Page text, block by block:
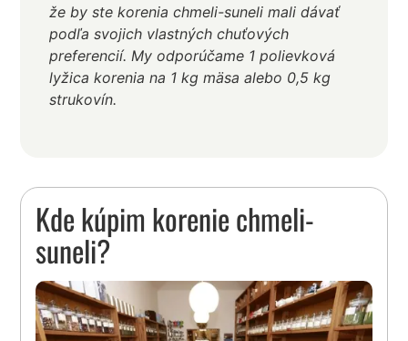
že by ste korenia chmeli-suneli mali dávať
podľa svojich vlastných chuťových
preferencií. My odporúčame 1 polievková
lyžica korenia na 1 kg mäsa alebo 0,5 kg
strukovín.
Kde kúpim korenie chmeli-
suneli?